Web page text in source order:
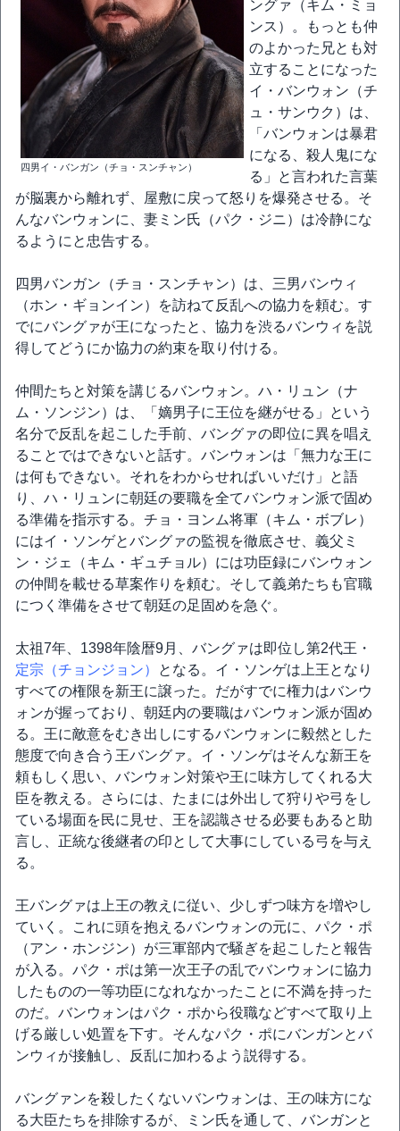
四男イ・バンガン（チョ・スンチャン）
ングァ（キム・ミョ
ンス）。もっとも仲
のよかった兄とも対
立することになった
イ・バンウォン（チ
ュ・サンウク）は、
「バンウォンは暴君
になる、殺人鬼にな
る」と言われた言葉
が脳裏から離れず、屋敷に戻って怒りを爆発させる。そ
んなバンウォンに、妻ミン氏（パク・ジニ）は冷静にな
るようにと忠告する。
四男バンガン（チョ・スンチャン）は、三男バンウィ
（ホン・ギョンイン）を訪ねて反乱への協力を頼む。す
でにバングァが王になったと、協力を渋るバンウィを説
得してどうにか協力の約束を取り付ける。
仲間たちと対策を講じるバンウォン。ハ・リュン（ナ
ム・ソンジン）は、「嫡男子に王位を継がせる」という
名分で反乱を起こした手前、バングァの即位に異を唱え
ることではできないと話す。バンウォンは「無力な王に
は何もできない。それをわからせればいいだけ」と語
り、ハ・リュンに朝廷の要職を全てバンウォン派で固め
る準備を指示する。チョ・ヨンム将軍（キム・ボブレ）
にはイ・ソンゲとバングァの監視を徹底させ、義父ミ
ン・ジェ（キム・ギュチョル）には功臣録にバンウォン
の仲間を載せる草案作りを頼む。そして義弟たちも官職
につく準備をさせて朝廷の足固めを急ぐ。
太祖7年、1398年陰暦9月、バングァは即位し第2代王・
定宗（チョンジョン）
となる。イ・ソンゲは上王となり
すべての権限を新王に譲った。だがすでに権力はバンウ
ォンが握っており、朝廷内の要職はバンウォン派が固め
る。王に敵意をむき出しにするバンウォンに毅然とした
態度で向き合う王バングァ。イ・ソンゲはそんな新王を
頼もしく思い、バンウォン対策や王に味方してくれる大
臣を教える。さらには、たまには外出して狩りや弓をし
ている場面を民に見せ、王を認識させる必要もあると助
言し、正統な後継者の印として大事にしている弓を与え
る。
王バングァは上王の教えに従い、少しずつ味方を増やし
ていく。これに頭を抱えるバンウォンの元に、パク・ポ
（アン・ホンジン）が三軍部内で騒ぎを起こしたと報告
が入る。パク・ポは第一次王子の乱でバンウォンに協力
したものの一等功臣になれなかったことに不満を持った
のだ。バンウォンはパク・ポから役職などすべて取り上
げる厳しい処置を下す。そんなパク・ポにバンガンとバ
ンウィが接触し、反乱に加わるよう説得する。
バングァンを殺したくないバンウォンは、王の味方にな
る大臣たちを排除するが、ミン氏を通して、バンガンと